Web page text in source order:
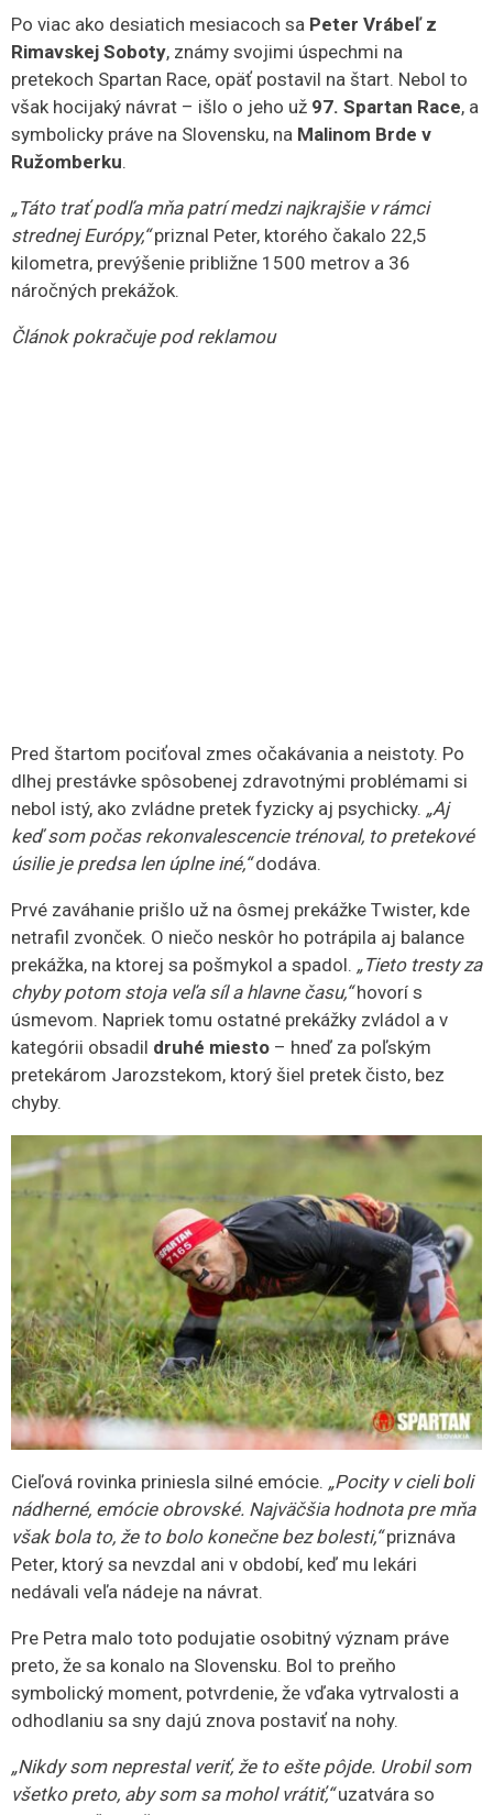
Po viac ako desiatich mesiacoch sa Peter Vrábeľ z
Rimavskej Soboty, známy svojimi úspechmi na
pretekoch Spartan Race, opäť postavil na štart. Nebol to
však hocijaký návrat – išlo o jeho už 97. Spartan Race, a
symbolicky práve na Slovensku, na Malinom Brde v
Ružomberku.
„Táto trať podľa mňa patrí medzi najkrajšie v rámci
strednej Európy,“priznal Peter, ktorého čakalo 22,5
kilometra, prevýšenie približne 1500 metrov a 36
náročných prekážok.
Článok pokračuje pod reklamou
Pred štartom pociťoval zmes očakávania a neistoty. Po
dlhej prestávke spôsobenej zdravotnými problémami si
nebol istý, ako zvládne pretek fyzicky aj psychicky. „Aj
keď som počas rekonvalescencie trénoval, to pretekové
úsilie je predsa len úplne iné,“dodáva.
Prvé zaváhanie prišlo už na ôsmej prekážke Twister, kde
netrafil zvonček. O niečo neskôr ho potrápila aj balance
prekážka, na ktorej sa pošmykol a spadol. „Tieto tresty za
chyby potom stoja veľa síl a hlavne času,“hovorí s
úsmevom. Napriek tomu ostatné prekážky zvládol a v
kategórii obsadil druhé miesto – hneď za poľským
pretekárom Jarozstekom, ktorý šiel pretek čisto, bez
chyby.
Cieľová rovinka priniesla silné emócie. „Pocity v cieli boli
nádherné, emócie obrovské. Najväčšia hodnota pre mňa
však bola to, že to bolo konečne bez bolesti,“priznáva
Peter, ktorý sa nevzdal ani v období, keď mu lekári
nedávali veľa nádeje na návrat.
Pre Petra malo toto podujatie osobitný význam práve
preto, že sa konalo na Slovensku. Bol to preňho
symbolický moment, potvrdenie, že vďaka vytrvalosti a
odhodlaniu sa sny dajú znova postaviť na nohy.
„Nikdy som neprestal veriť, že to ešte pôjde. Urobil som
všetko preto, aby som sa mohol vrátiť,“uzatvára so